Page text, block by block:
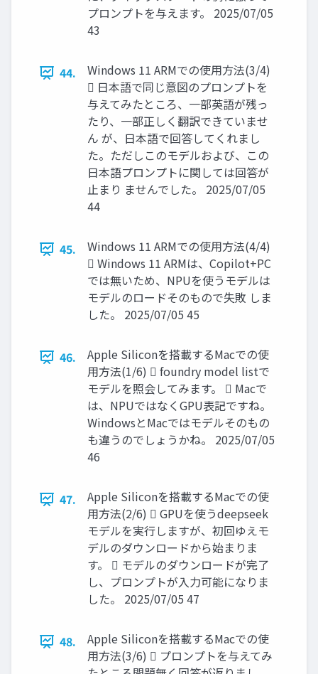
プロンプトを与えます。 2025/07/05
43
44.
Windows 11 ARMでの使用方法(3/4)
 日本語で同じ意図のプロンプトを
与えてみたところ、一部英語が残っ
たり、一部正しく翻訳できていませ
ん が、日本語で回答してくれまし
た。ただしこのモデルおよび、この
日本語プロンプトに関しては回答が
止まり ませんでした。 2025/07/05
44
45.
Windows 11 ARMでの使用方法(4/4)
 Windows 11 ARMは、Copilot+PC
では無いため、NPUを使うモデルは
モデルのロードそのもので失敗 しま
した。 2025/07/05 45
46.
Apple Siliconを搭載するMacでの使
用方法(1/6)  foundry model listで
モデルを照会してみます。  Macで
は、NPUではなくGPU表記ですね。
WindowsとMacではモデルそのもの
も違うのでしょうかね。 2025/07/05
46
47.
Apple Siliconを搭載するMacでの使
用方法(2/6)  GPUを使うdeepseek
モデルを実行しますが、初回ゆえモ
デルのダウンロードから始まりま
す。  モデルのダウンロードが完了
し、プロンプトが入力可能になりま
した。 2025/07/05 47
48.
Apple Siliconを搭載するMacでの使
用方法(3/6)  プロンプトを与えてみ